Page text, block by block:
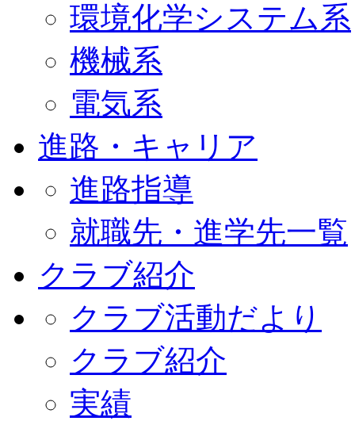
環境化学システム系
機械系
電気系
進路・キャリア
進路指導
就職先・進学先一覧
クラブ紹介
クラブ活動だより
クラブ紹介
実績